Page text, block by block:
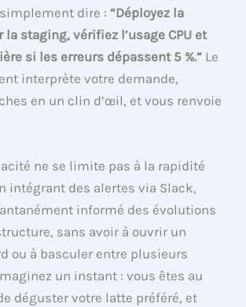
dire :“Déployez la
la staging, vérifiez l’usage CPU et
si les erreurs dépassent 5 %.” Le
interprète votre demande,
en un clin d’œil, et vous renvoie
ne se limite pas à la rapidité
intégrant des alertes via Slack,
informé des évolutions
sans avoir à ouvrir un
ou à basculer entre plusieurs
un instant : vous êtes au
déguster votre latte préféré, et